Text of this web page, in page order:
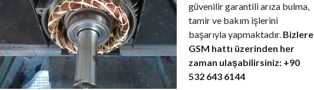
güvenilir garantili arıza bulma,
tamir ve bakım işlerini
başarıyla yapmaktadır. Bizlere
GSM hattı üzerinden her
zaman ulaşabilirsiniz: +90
532 643 6144